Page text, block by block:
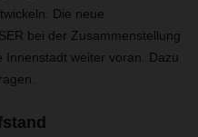
Die neue
bei der Zusammenstellung
weiter voran. Dazu